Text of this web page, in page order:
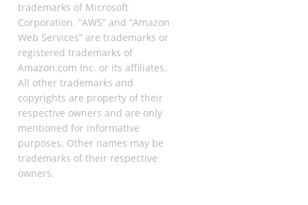
trademarks of Microsoft
Corporation. “AWS” and “Amazon
Web Services” are trademarks or
registered trademarks of
Amazon.com Inc. or its affiliates.
All other trademarks and
copyrights are property of their
respective owners and are only
mentioned for informative
purposes. Other names may be
trademarks of their respective
owners.